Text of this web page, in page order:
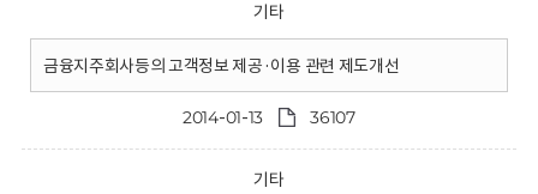
기타
금융지주회사등의 고객정보 제공·이용 관련 제도개선
2014-01-13 36107
기타